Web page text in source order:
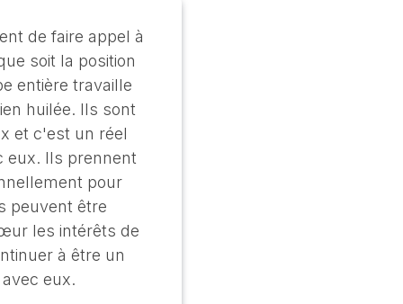
de faire appel à
soit la position
entière travaille
huilée. Ils sont
et c'est un réel
eux. Ils prennent
pour
peuvent être
les intérêts de
à être un
eux.